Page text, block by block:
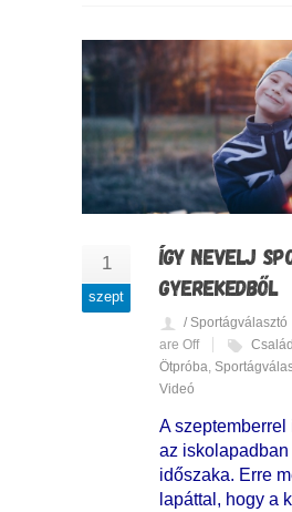
1
szept
ÍGY NEVELJ
GYEREKEDBŐL
/ Sportágválasztó
are Off
Család
Ötpróba,
Videó
A
az
időszaka. Erre
lapáttal, hogy a